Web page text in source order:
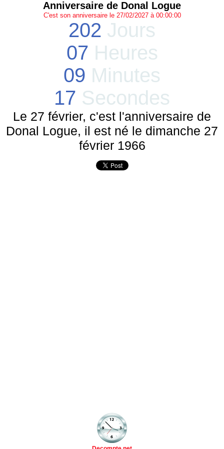
Anniversaire de Donal Logue
C'est son anniversaire le 27/02/2027 à 00:00:00
202 Jours
07 Heures
09 Minutes
17 Secondes
Le 27 février, c'est l'anniversaire de
Donal Logue, il est né le dimanche 27
février 1966